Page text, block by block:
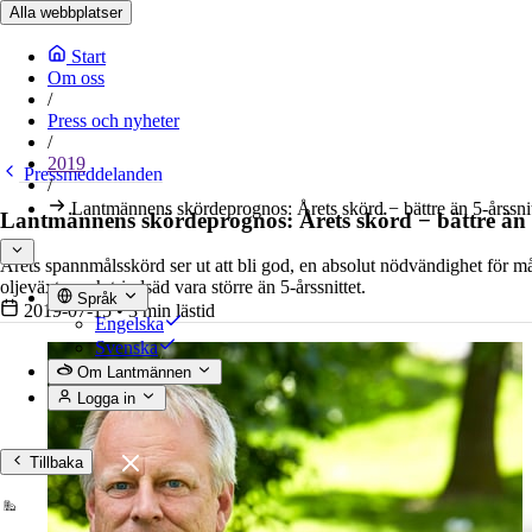
Alla webbplatser
Start
Om oss
/
Press och nyheter
/
2019
/
Lantmännens skördeprognos: Årets skörd − bättre än 5-
Språk
Engelska
Svenska
Om Lantmännen
Logga in
Tillbaka
Pressmeddelanden
Lantmännens skördeprognos: Årets skörd − bättre än
Årets spannmålsskörd ser ut att bli god, en absolut nödvändighet för
oljeväxter och trindsäd vara större än 5-årssnittet.
2019-07-15• 3 min lästid